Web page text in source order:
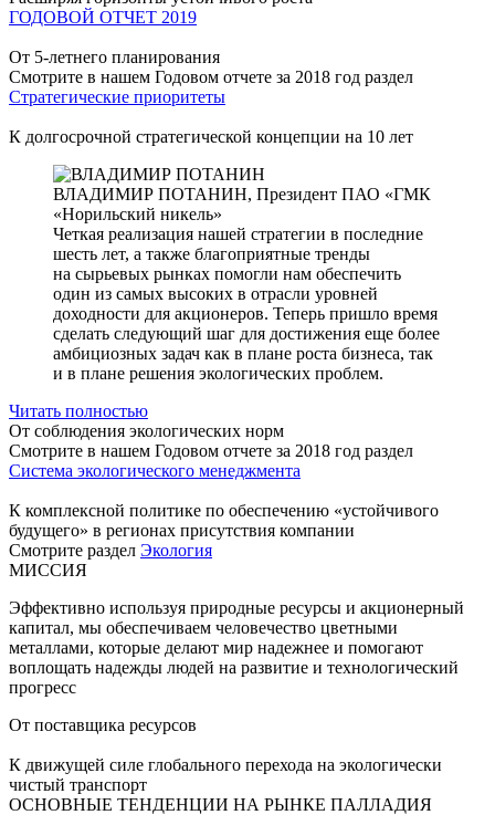
ГОДОВОЙ ОТЧЕТ 2019
От 5-летнего планирования
Смотрите в нашем Годовом отчете за 2018 год раздел
Стратегические приоритеты
К долгосрочной стратегической концепции на 10 лет
ВЛАДИМИР ПОТАНИН, Президент ПАО «ГМК
«Норильский никель»
Четкая реализация нашей стратегии в последние
шесть лет, а также благоприятные тренды
на сырьевых рынках помогли нам обеспечить
один из самых высоких в отрасли уровней
доходности для акционеров. Теперь пришло время
сделать следующий шаг для достижения еще более
амбициозных задач как в плане роста бизнеса, так
и в плане решения экологических проблем.
Читать полностью
От соблюдения экологических норм
Смотрите в нашем Годовом отчете за 2018 год раздел
Система экологического менеджмента
К комплексной политике по обеспечению «устойчивого
будущего» в регионах присутствия компании
Смотрите раздел Экология
МИССИЯ
Эффективно используя природные ресурсы и акционерный
капитал, мы обеспечиваем человечество цветными
металлами, которые делают мир надежнее и помогают
воплощать надежды людей на развитие и технологический
прогресс
От поставщика ресурсов
К движущей силе глобального перехода на экологически
чистый транспорт
ОСНОВНЫЕ ТЕНДЕНЦИИ НА РЫНКЕ ПАЛЛАДИЯ